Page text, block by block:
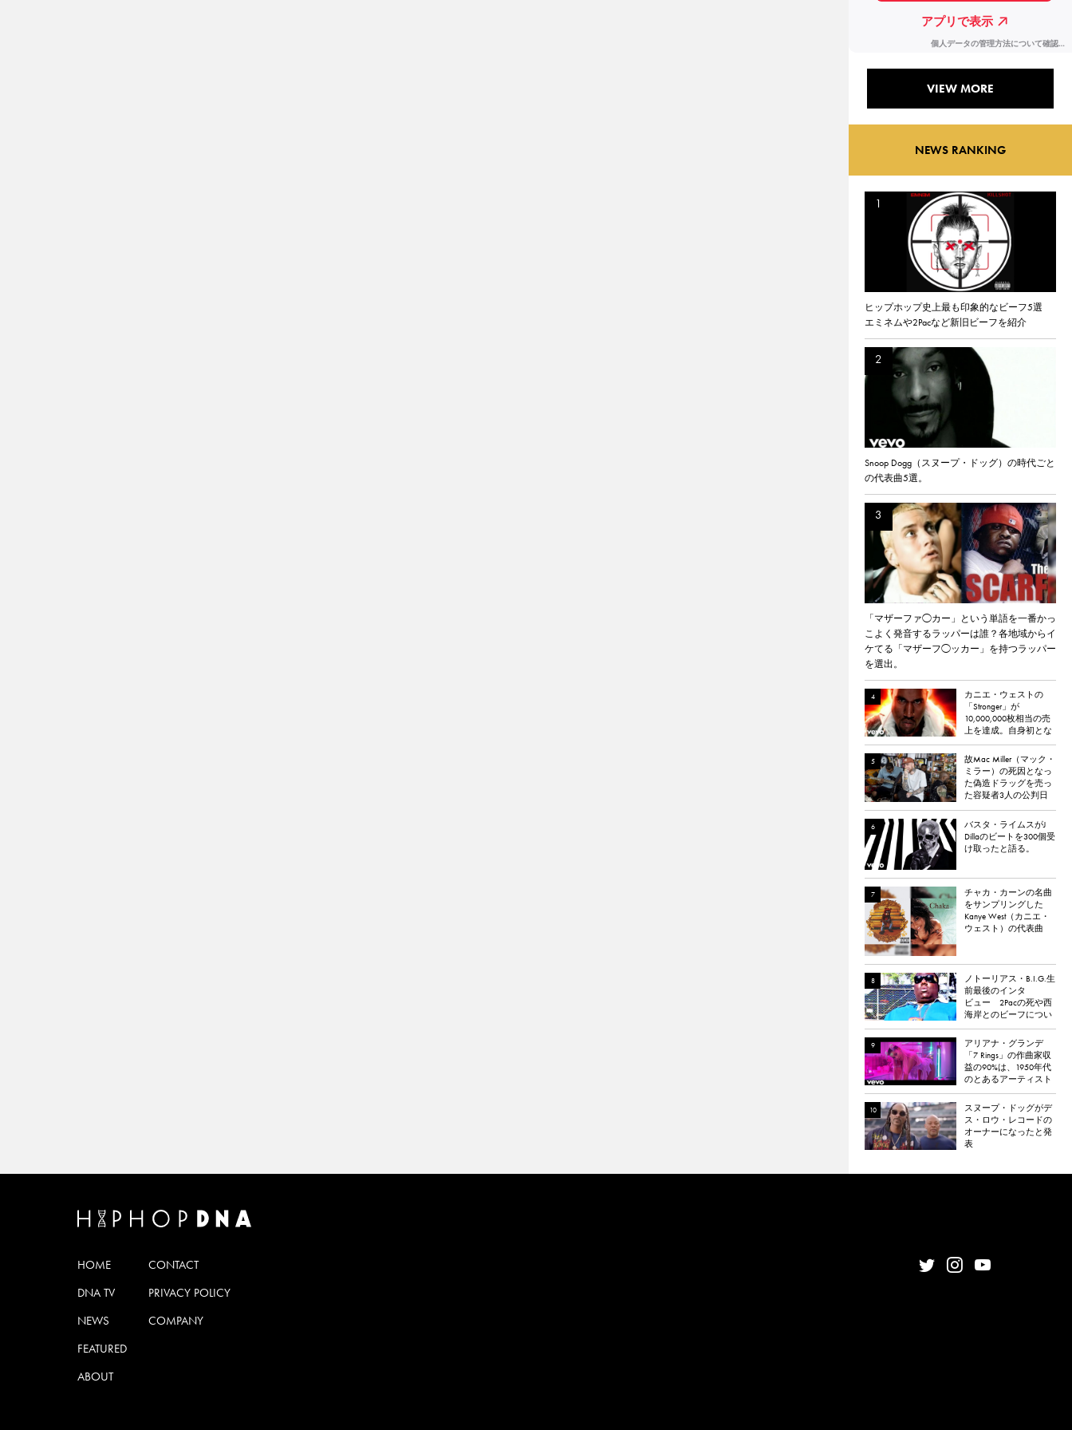
VIEW MORE
NEWS RANKING
ヒップホップ史上最も印象的なビーフ5選
エミネムや2Pacなど新旧ビーフを紹介
Snoop Dogg（スヌープ・ドッグ）の時代ごと
の代表曲5選。
「マザーファ◯カー」という単語を一番かっ
こよく発音するラッパーは誰？各地域からイ
ケてる「マザーフ◯ッカー」を持つラッパー
を選出。
カニエ・ウェストの
「Stronger」が
10,000,000枚相当の売
上を達成。自身初とな
るダイヤモンド認定
故Mac Miller（マック・
ミラー）の死因となっ
た偽造ドラッグを売っ
た容疑者3人の公判日
バスタ・ライムスがJ
Dillaのビートを300個受
け取ったと語る。
チャカ・カーンの名曲
をサンプリングした
Kanye West（カニエ・
ウェスト）の代表曲
だった」と明かす。
ノトーリアス・B.I.G.生
前最後のインタ
ビュー 2Pacの死や西
海岸とのビーフについ
アリアナ・グランデ
「7 Rings」の作曲家収
益の90%は、1950年代
のとあるアーティスト
の元に渡っている。元
ネタとなった楽曲と
は？
スヌープ・ドッグがデ
ス・ロウ・レコードの
オーナーになったと発
表
HOME
DNA TV
NEWS
FEATURED
ABOUT
CONTACT
PRIVACY POLICY
COMPANY